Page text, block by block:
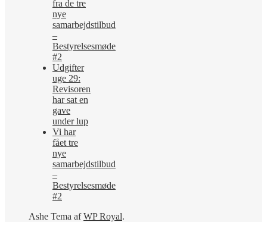
fra de tre
nye
samarbejdstilbud
–
Bestyrelsesmøde
#2
Udgifter
uge 29:
Revisoren
har sat en
gave
under lup
Vi har
fået tre
nye
samarbejdstilbud
–
Bestyrelsesmøde
#2
Ashe Tema afWP Royal.